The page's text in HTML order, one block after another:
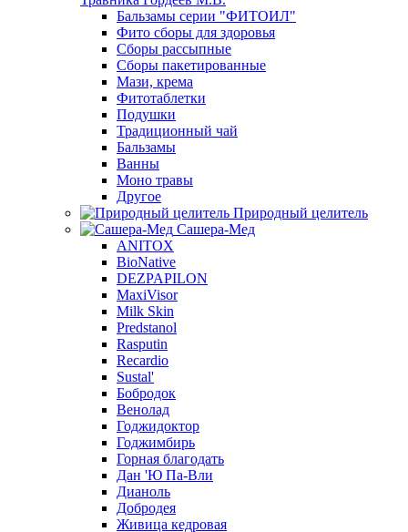
Бальзамы серии "ФИТОИЛ"
Фито сборы для здоровья
Сборы рассыпные
Сборы пакетированные
Мази, крема
Фитотаблетки
Подушки
Традиционный чай
Бальзамы
Ванны
Моно травы
Другое
Природный целитель
Сашера-Мед
ANITOX
BioNative
DEZPAPILON
MaxiVisor
Milk Skin
Predstanol
Rasputin
Recardio
Sustal'
Бобродок
Венолад
Годжидоктор
Годжимбирь
Горная благодать
Дан 'Ю Па-Вли
Дианоль
Добродея
Живица кедровая